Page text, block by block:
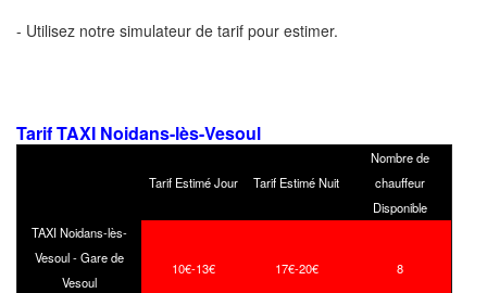
- Utilisez notre simulateur de tarif pour estimer.
Tarif TAXI Noidans-lès-Vesoul
Tarif Estimé Jour Tarif Estimé Nuit
Nombre de
chauffeur
Disponible
TAXI Noidans-lès-
Vesoul - Gare de
Vesoul
10€-13€ 17€-20€ 8